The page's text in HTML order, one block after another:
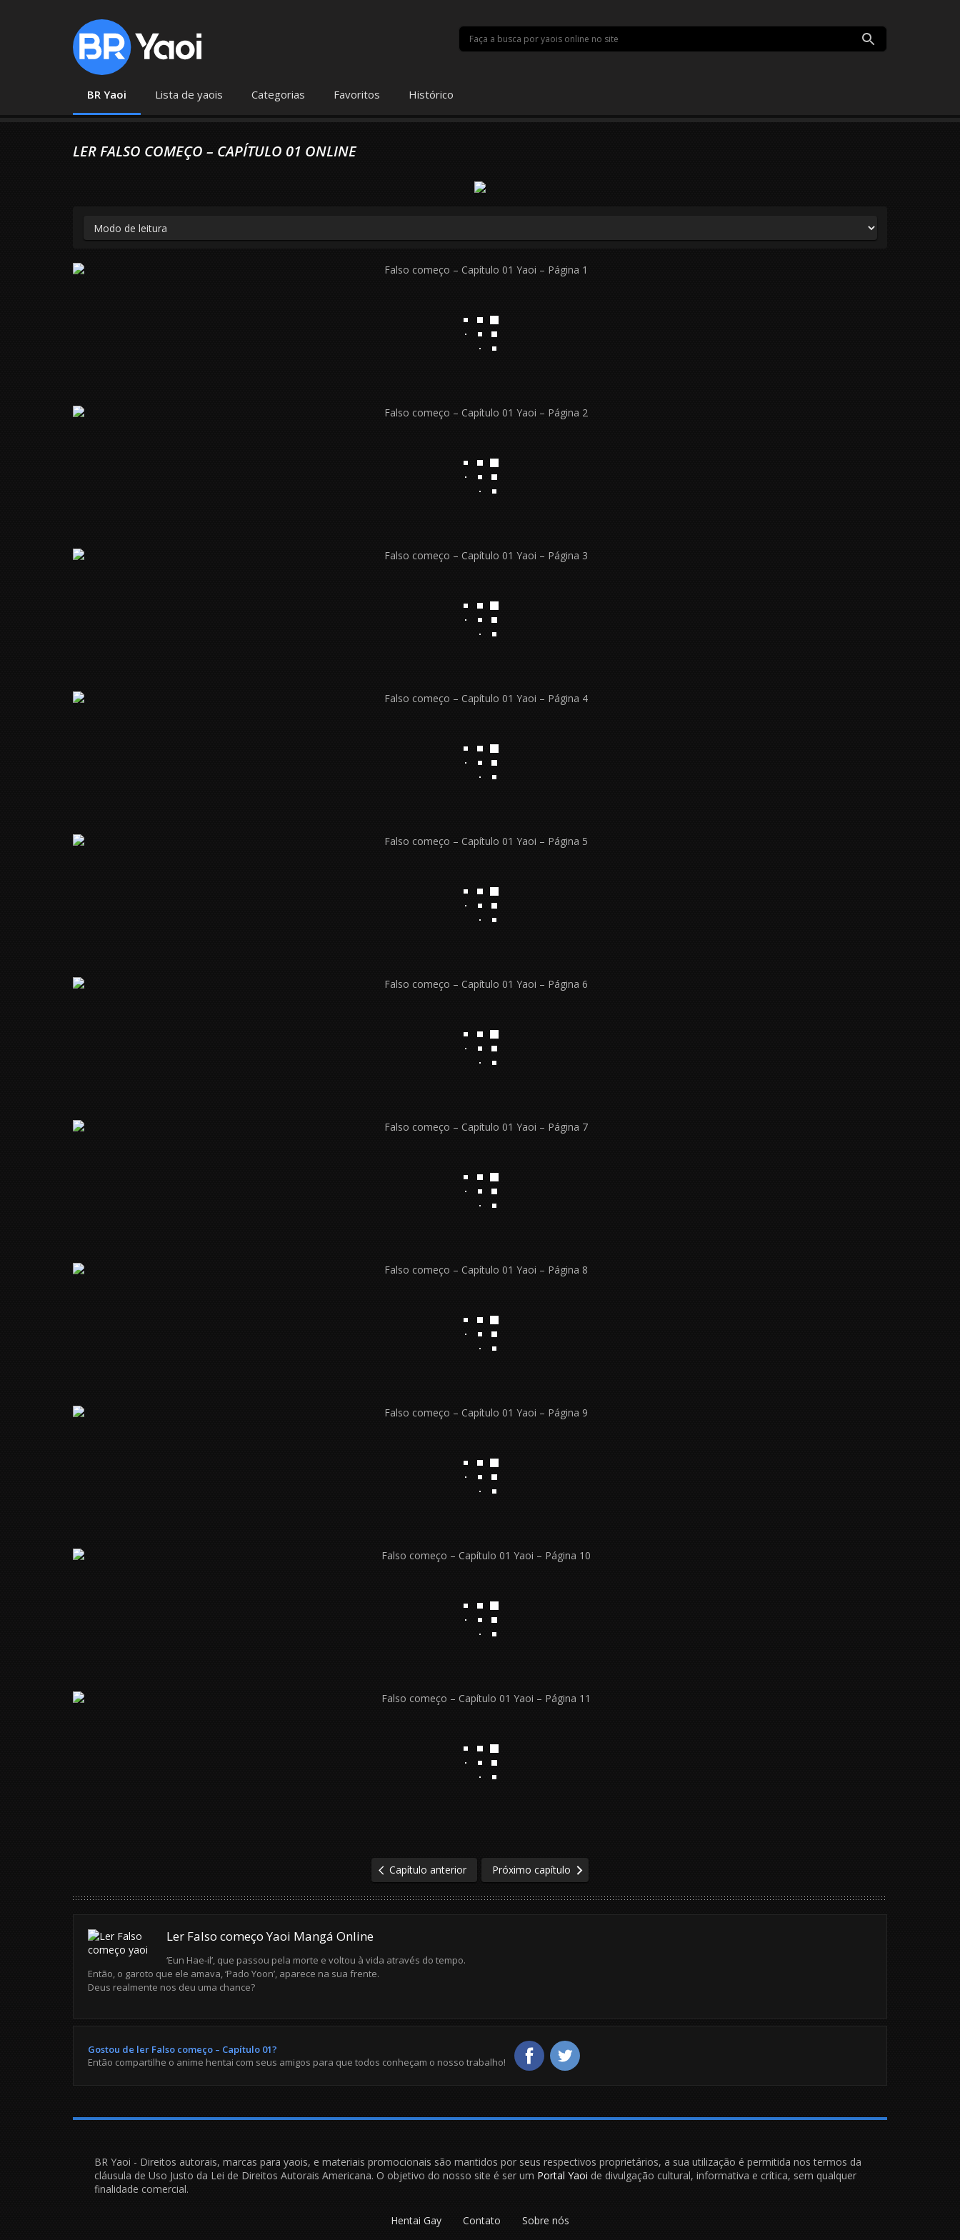
BR Yaoi Lista de yaois Categorias Favoritos Histórico
LER FALSO COMEÇO – CAPÍTULO 01 ONLINE
Capítulo anterior Próximo capítulo
Ler Falso começo Yaoi Mangá Online
‘Eun Hae-il’, que passou pela morte e voltou à vida através do tempo.
Então, o garoto que ele amava, ‘Pado Yoon’, aparece na sua frente.
Deus realmente nos deu uma chance?
Gostou de ler Falso começo – Capítulo 01?
Então compartilhe o anime hentai com seus amigos para que todos conheçam o nosso trabalho!
BR Yaoi - Direitos autorais, marcas para yaois, e materiais promocionais são mantidos por seus respectivos proprietários, a sua utilização é permitida nos termos da
cláusula de Uso Justo da Lei de Direitos Autorais Americana. O objetivo do nosso site é ser um Portal Yaoi de divulgação cultural, informativa e crítica, sem qualquer
finalidade comercial.
Hentai Gay Contato Sobre nós